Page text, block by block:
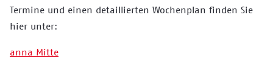
Termine und einen detaillierten Wochenplan finden Sie
hier unter:
anna Mitte